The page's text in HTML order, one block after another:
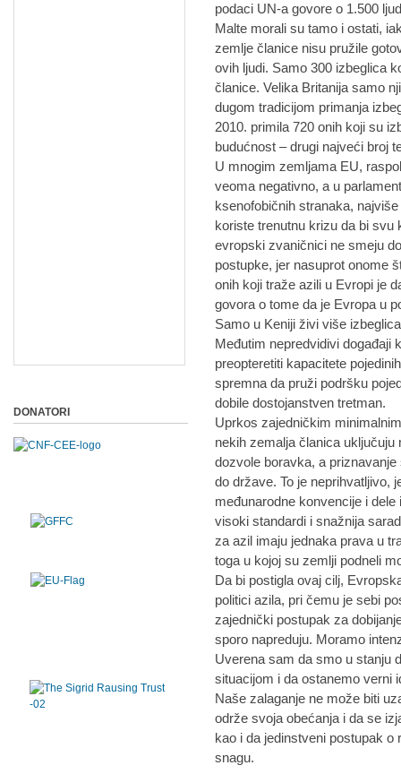
podaci UN-a govore o 1.500
Malte morali su tamo i ostati,
zemlje članice nisu pružile
ovih ljudi. Samo 300 izbeglica
članice. Velika Britanija samo
dugom tradicijom primanja
2010. primila 720 onih koji su
budućnost – drugi najveći broj
U mnogim zemljama EU,
veoma negativno, a u
ksenofobičnih stranaka,
koriste trenutnu krizu da bi
evropski zvaničnici ne smeju
postupke, jer nasuprot onome
onih koji traže azili u Evropi je
govora o tome da je Evropa u
Samo u Keniji živi više
Međutim nepredvidivi događaji
preopteretiti kapacitete
spremna da pruži podršku
dobile dostojanstven tretman.
Uprkos zajedničkim
nekih zemalja članica
dozvole boravka, a
do države. To je neprihvatljivo,
međunarodne konvencije i
visoki standardi i snažnija
za azil imaju jednaka prava u
toga u kojoj su zemlji podneli
Da bi postigla ovaj cilj,
politici azila, pri čemu je sebi
zajednički postupak za
sporo napreduju. Moramo
Uverena sam da smo u stanju
situacijom i da ostanemo verni
Naše zalaganje ne može biti
održe svoja obećanja i da se
kao i da jedinstveni postupak o
snagu.
DONATORI